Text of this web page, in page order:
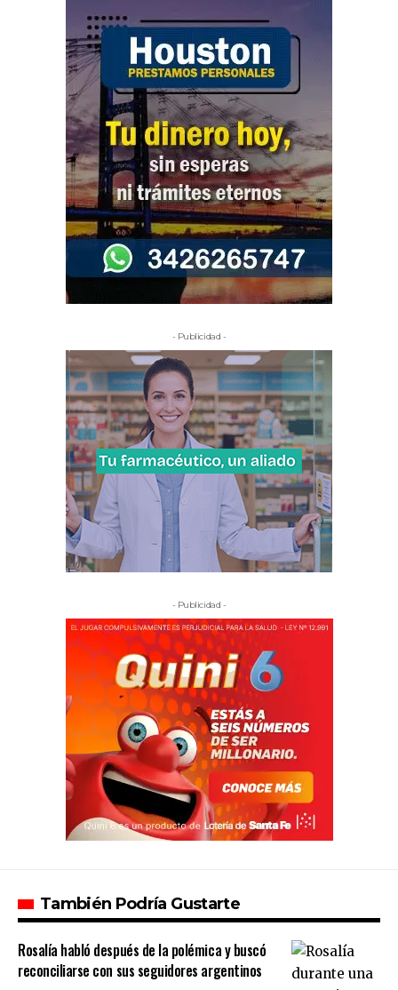
- Publicidad -
- Publicidad -
También Podría Gustarte
Rosalía habló después de la polémica y buscó
reconciliarse con sus seguidores argentinos